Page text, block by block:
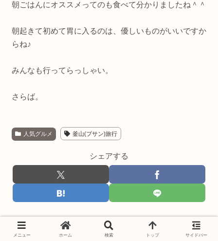
朝ごはんにオススメってのも食べて分かりましたね＾＾
朝起きて初めて胃に入るのは、優しいものがいいですか
らね♪
みんなも行ってらっしゃい。
さらば。
人気グルメ 釜山(プサン)旅行
シェアする
関連記事
メニュー ホーム 検索 トップ サイドバー